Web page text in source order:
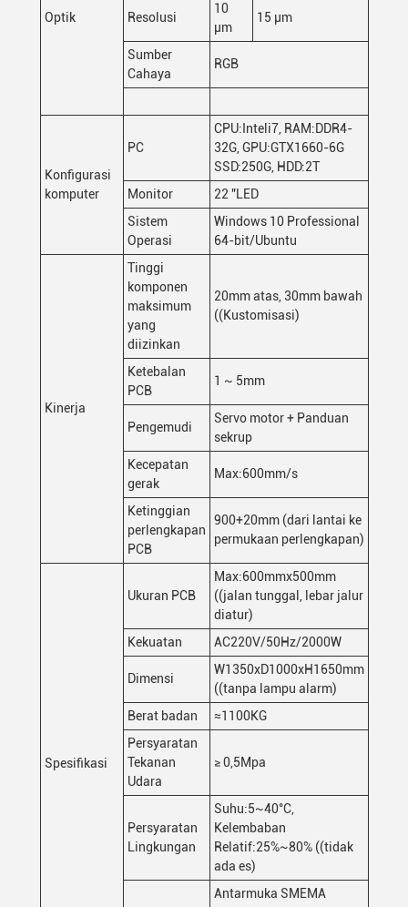
Optik Resolusi
10
μm
15 μm
Sumber
Cahaya
RGB
Konfigurasi
komputer
PC
CPU:Inteli7, RAM:DDR4-
32G, GPU:GTX1660-6G
SSD:250G, HDD:2T
Monitor
22 "LED
Sistem
Operasi
Windows 10 Professional
64-bit/Ubuntu
Kinerja
Tinggi
komponen
maksimum
yang
diizinkan
20mm atas, 30mm bawah
((Kustomisasi)
Ketebalan
PCB
1 ~ 5mm
Pengemudi
Servo motor + Panduan
sekrup
Kecepatan
gerak
Max:600mm/s
Ketinggian
perlengkapan
PCB
900+20mm (dari lantai ke
permukaan perlengkapan)
Spesifikasi
Ukuran PCB
Max:600mmx500mm
((jalan tunggal, lebar jalur
diatur)
Kekuatan
AC220V/50Hz/2000W
Dimensi
W1350xD1000xH1650mm
((tanpa lampu alarm)
Berat badan
≈1100KG
Persyaratan
Tekanan
Udara
≥ 0,5Mpa
Persyaratan
Lingkungan
Suhu:5~40°C,
Kelembaban
Relatif:25%~80% ((tidak
ada es)
Antarmuka SMEMA